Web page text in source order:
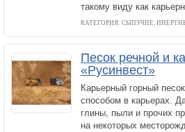
такому виду как
КАТЕГОРИЯ: СЫПУЧИЕ,
Песок речной и
«Русинвест»
Карьерный горный
способом в карьерах.
глины, пыли и прочих
на некоторых